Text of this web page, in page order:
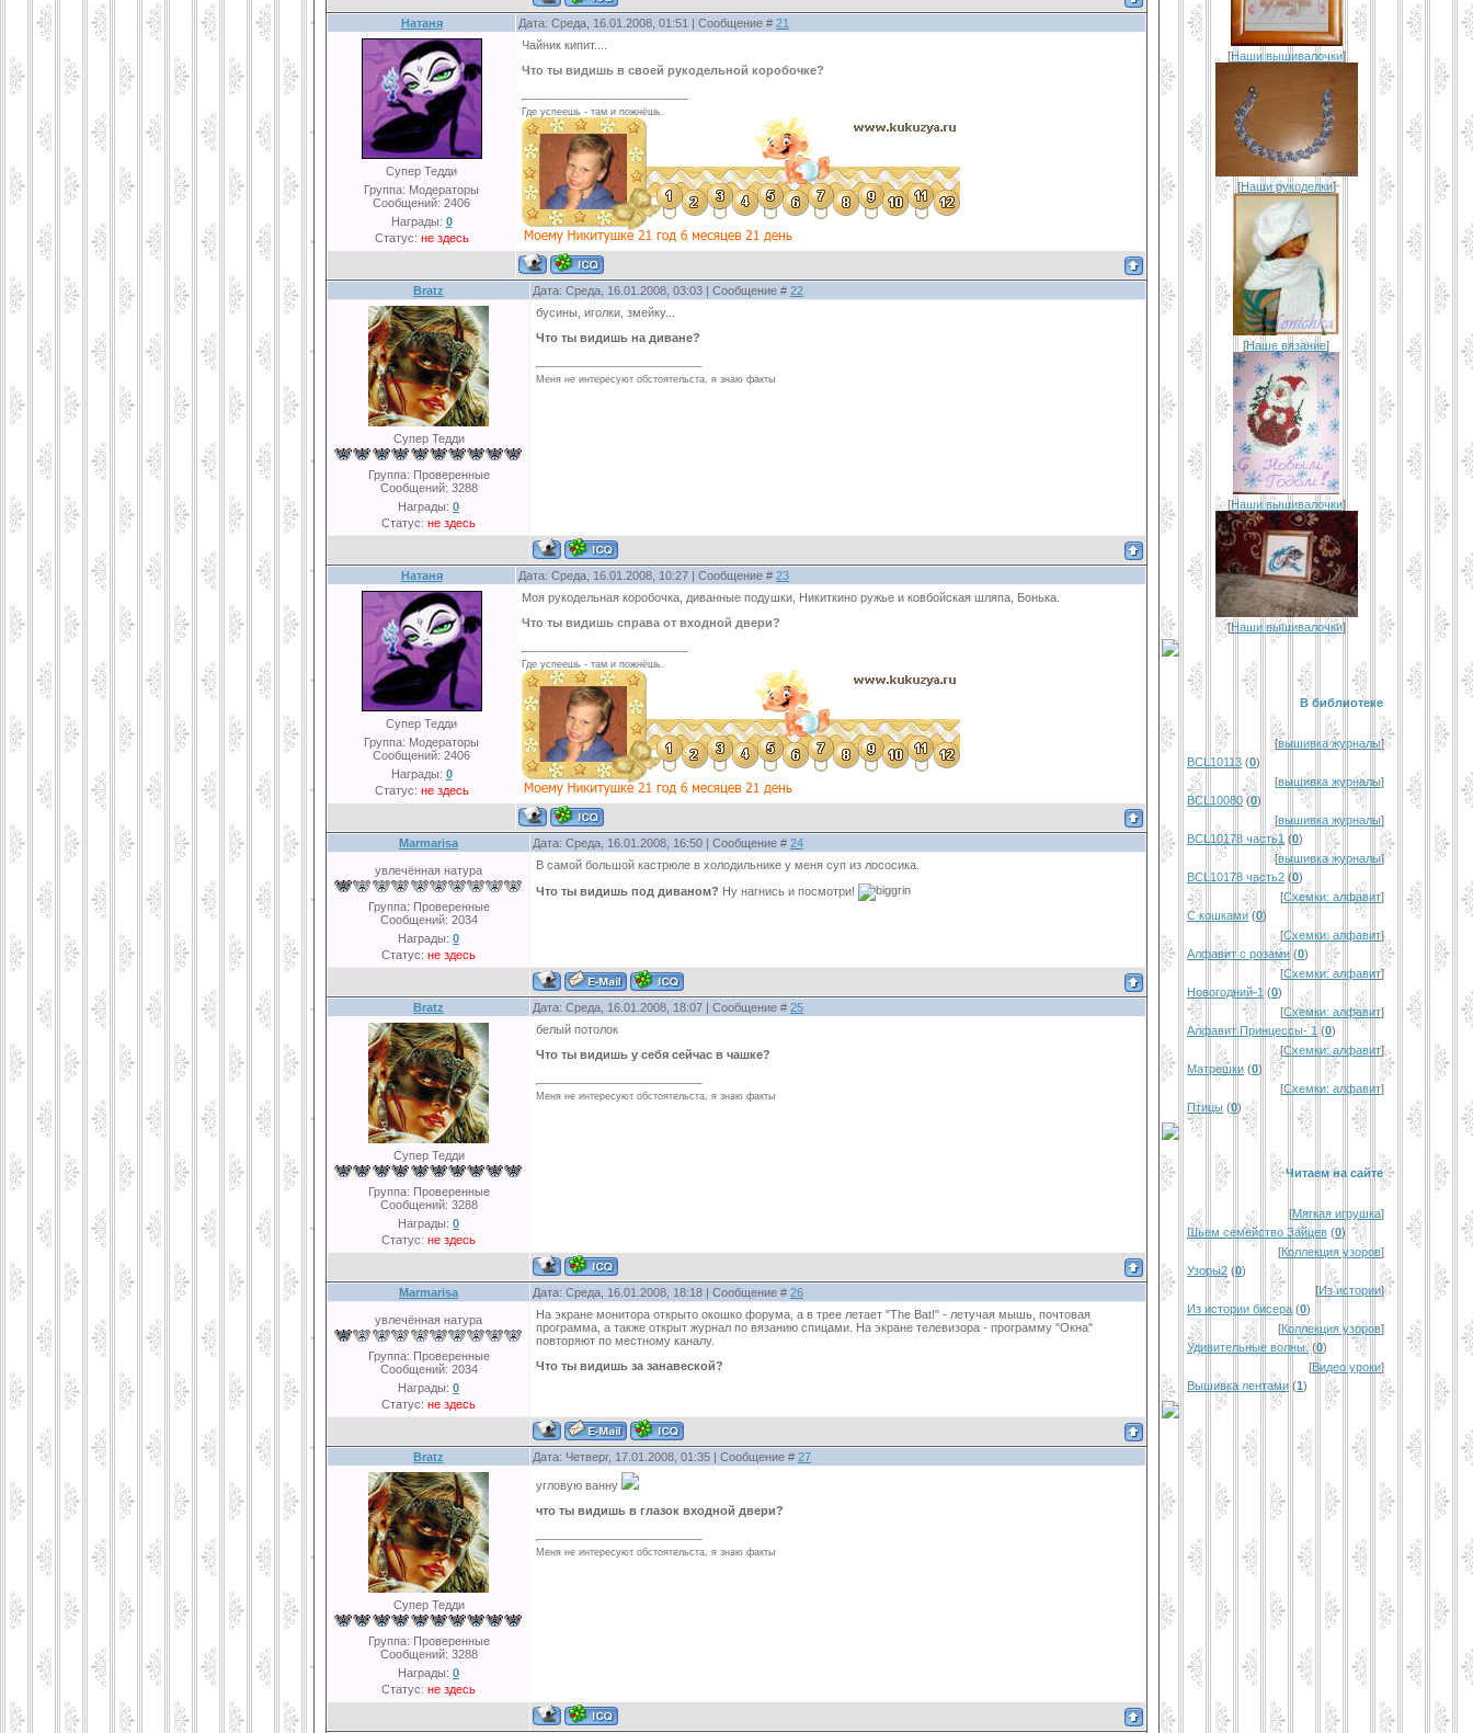
Натаня Дата: Среда, 16.01.2008, 01:51 | Сообщение # 21
Супер Тедди
Группа: Модераторы
Сообщений: 2406
Награды: 0
Статус: не здесь
Чайник кипит....
Что ты видишь в своей рукодельной коробочке?
Где успеешь - там и пожнёшь.
Bratz Дата: Среда, 16.01.2008, 03:03 | Сообщение # 22
Супер Тедди
Группа: Проверенные
Сообщений: 3288
Награды: 0
Статус: не здесь
бусины, иголки, змейку...
Что ты видишь на диване?
Меня не интересуют обстоятельста, я знаю факты
Натаня Дата: Среда, 16.01.2008, 10:27 | Сообщение # 23
Супер Тедди
Группа: Модераторы
Сообщений: 2406
Награды: 0
Статус: не здесь
Моя рукодельная коробочка, диванные подушки, Никиткино ружье и ковбойская шляпа, Бонька.
Что ты видишь справа от входной двери?
Где успеешь - там и пожнёшь.
Marmarisa Дата: Среда, 16.01.2008, 16:50 | Сообщение # 24
увлечённая натура
Группа: Проверенные
Сообщений: 2034
Награды: 0
Статус: не здесь
В самой большой кастрюле в холодильнике у меня суп из лососика.
Что ты видишь под диваном? Ну нагнись и посмотри!
Bratz Дата: Среда, 16.01.2008, 18:07 | Сообщение # 25
Супер Тедди
Группа: Проверенные
Сообщений: 3288
Награды: 0
Статус: не здесь
белый потолок
Что ты видишь у себя сейчас в чашке?
Меня не интересуют обстоятельста, я знаю факты
Marmarisa Дата: Среда, 16.01.2008, 18:18 | Сообщение # 26
увлечённая натура
Группа: Проверенные
Сообщений: 2034
Награды: 0
Статус: не здесь
На экране монитора открыто окошко форума, а в трее летает "The Bat!" - летучая мышь, почтовая
программа, а также открыт журнал по вязанию спицами. На экране телевизора - программу "Окна"
повторяют по местному каналу.
Что ты видишь за занавеской?
Bratz Дата: Четверг, 17.01.2008, 01:35 | Сообщение # 27
Супер Тедди
Группа: Проверенные
Сообщений: 3288
Награды: 0
Статус: не здесь
угловую ванну
что ты видишь в глазок входной двери?
Меня не интересуют обстоятельста, я знаю факты
[Наши вышивалочки]
[Наши рукоделки]
[Наше вязание]
[Наши вышивалочки]
[Наши вышивалочки]
В библиотеке
[вышивка журналы]
BCL10113 (0)
[вышивка журналы]
BCL10080 (0)
[вышивка журналы]
BCL10178 часть1 (0)
[вышивка журналы]
BCL10178 часть2 (0)
[Схемки: алфавит]
С кошками (0)
[Схемки: алфавит]
Алфавит с розами (0)
[Схемки: алфавит]
Новогодний-1 (0)
[Схемки: алфавит]
Алфавит Принцессы- 1 (0)
[Схемки: алфавит]
Матрешки (0)
[Схемки: алфавит]
Птицы (0)
Читаем на сайте
[Мягкая игрушка]
Шьем семейство Зайцев (0)
[Коллекция узоров]
Узоры2 (0)
[Из истории]
Из истории бисера (0)
[Коллекция узоров]
Удивительные волны. (0)
[Видео уроки]
Вышивка лентами (1)